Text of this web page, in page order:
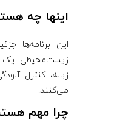
اینها چه
این برنامه‌ها
زیست‌محیطی یک
زباله، کنترل
می‌کنند.
چرا مهم